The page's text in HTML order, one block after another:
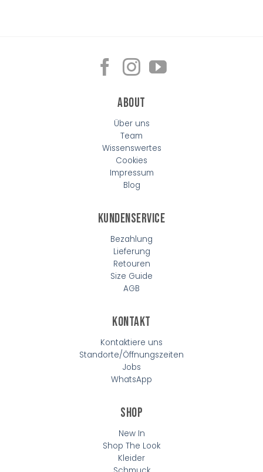
About
Über uns
Team
Wissenswertes
Cookies
Impressum
Blog
Kundenservice
Bezahlung
Lieferung
Retouren
Size Guide
AGB
Kontakt
Kontaktiere uns
Standorte/Öffnungszeiten
Jobs
WhatsApp
Shop
New In
Shop The Look
Kleider